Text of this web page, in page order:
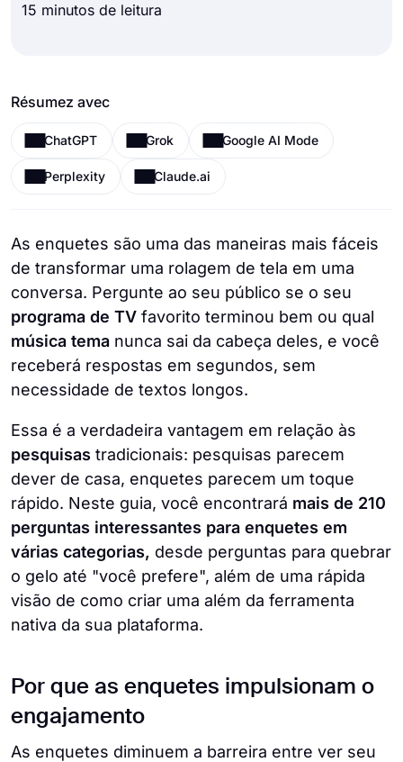
15 minutos de leitura
Résumez avec
ChatGPT Grok Google AI Mode
Perplexity Claude.ai
As enquetes são uma das maneiras mais fáceis
de transformar uma rolagem de tela em uma
conversa. Pergunte ao seu público se o seu
programa de TV favorito terminou bem ou qual
música tema nunca sai da cabeça deles, e você
receberá respostas em segundos, sem
necessidade de textos longos.
Essa é a verdadeira vantagem em relação às
pesquisas tradicionais: pesquisas parecem
dever de casa, enquetes parecem um toque
rápido. Neste guia, você encontrará mais de 210
perguntas interessantes para enquetes em
várias categorias, desde perguntas para quebrar
o gelo até "você prefere", além de uma rápida
visão de como criar uma além da ferramenta
nativa da sua plataforma.
Por que as enquetes impulsionam o
engajamento
As enquetes diminuem a barreira entre ver seu